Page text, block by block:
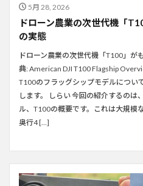
5月 28, 2026
ドローン農業の次世代機「
の実態
ドローン農業の次世代機「T100」が
典: American DJI T100 Flagship
T100のフラッグシップモデルについ
します。 しらい 今回の紹介するのは
ル、T100の概要です。これは大規模
奥行4 […]